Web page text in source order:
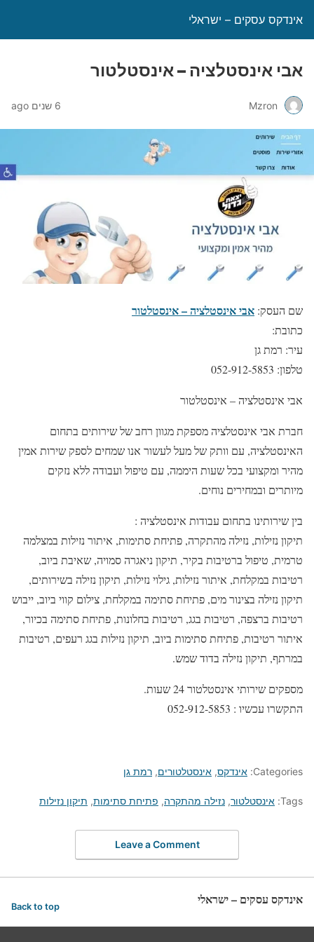
אינדקס עסקים – ישראלי
אבי אינסטלציה – אינסטלטור
Mzron 6 שנים ago
שם העסק: אבי אינסטלציה – אינסטלטור
כתובת:
עיר: רמת גן
טלפון: 052-912-5853
אבי אינסטלציה – אינסטלטור
חברת אבי אינסטלציה מספקת מגוון רחב של שירותים בתחום
האינסטלציה, עם וותק של מעל לעשור אנו שמחים לספק שירות אמין
מהיר ומקצועי בכל שעות היממה, עם טיפול ועבודה ללא נזקים
מיותרים ובמחירים נוחים.
בין שירותינו בתחום עבודות אינסטלציה :
תיקון נזילות, נזילה מהתקרה, פתיחת סתימות, איתור נזילות במצלמה
טרמית, טיפול ברטיבות בקיר, תיקון ניאגרה סמויה, שאיבת ביוב,
רטיבות במקלחת, איתור נזילות, גילוי נזילות, תיקון נזילה בשירותים,
תיקון נזילה בצינור מים, פתיחת סתימה במקלחת, צילום קווי ביוב, ייבוש
רטיבות ברצפה, רטיבות בגג, רטיבות בחלונות, פתיחת סתימה בכיור,
איתור רטיבות, פתיחת סתימות ביוב, תיקון נזילות בגג רעפים, רטיבות
במרתף, תיקון נזילה בדוד שמש.
מספקים שירותי אינסטלטור 24 שעות.
התקשרו עכשיו : 052-912-5853
Categories: אינדקס, אינסטלטורים, רמת גן
Tags: אינסטלטור, נזילה מהתקרה, פתיחת סתימות, תיקון נזילות
Leave a Comment
אינדקס עסקים – ישראלי Back to top